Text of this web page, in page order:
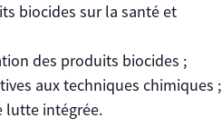
biocides sur la santé et
des produits biocides ;
aux techniques chimiques ;
lutte intégrée.